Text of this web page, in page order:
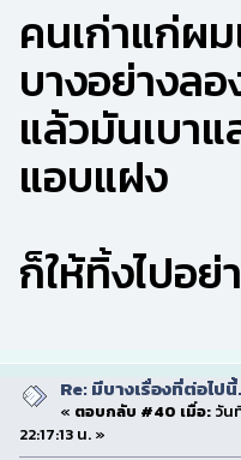
คนเก่าแก่ผ
บางอย่างล
แล้วมันเบา
แอบแฝง
ก็ให้ทิ้งไปอย่
Re: มีบางเรื่องที่ต่อไป
« ตอบกลับ #40 เมื่อ:วัน
22:17:13 น. »